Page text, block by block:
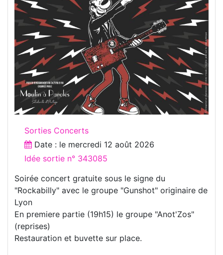
Sorties Concerts
Date : le mercredi 12 août 2026
Idée sortie n° 343085
Soirée concert gratuite sous le signe du
"Rockabilly" avec le groupe "Gunshot" originaire de
Lyon
En premiere partie (19h15) le groupe "Anot'Zos"
(reprises)
Restauration et buvette sur place.